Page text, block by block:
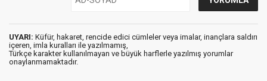
UYARI: Küfür, hakaret, rencide edici cümleler veya imalar, inançlara saldırı
içeren, imla kuralları ile yazılmamış,
Türkçe karakter kullanılmayan ve büyük harflerle yazılmış yorumlar
onaylanmamaktadır.